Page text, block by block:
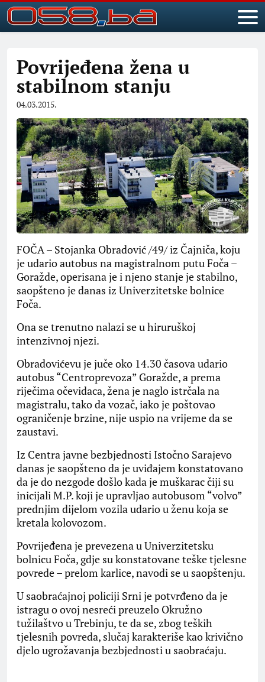
Povrijeđena žena u
stabilnom stanju
04.03.2015.
FOČA – Stojanka Obradović /49/ iz Čajniča, koju
je udario autobus na magistralnom putu Foča –
Goražde, operisana je i njeno stanje je stabilno,
saopšteno je danas iz Univerzitetske bolnice
Foča.
Ona se trenutno nalazi se u hiruruškoj
intenzivnoj njezi.
Obradovićevu je juče oko 14.30 časova udario
autobus “Centroprevoza” Goražde, a prema
riječima očevidaca, žena je naglo istrčala na
magistralu, tako da vozač, iako je poštovao
ograničenje brzine, nije uspio na vrijeme da se
zaustavi.
Iz Centra javne bezbjednosti Istočno Sarajevo
danas je saopšteno da je uviđajem konstatovano
da je do nezgode došlo kada je muškarac čiji su
inicijali M.P. koji je upravljao autobusom “volvo”
prednjim dijelom vozila udario u ženu koja se
kretala kolovozom.
Povrijeđena je prevezena u Univerzitetsku
bolnicu Foča, gdje su konstatovane teške tjelesne
povrede – prelom karlice, navodi se u saopštenju.
U saobraćajnoj policiji Srni je potvrđeno da je
istragu o ovoj nesreći preuzelo Okružno
tužilaštvo u Trebinju, te da se, zbog teških
tjelesnih povreda, slučaj karakteriše kao krivično
djelo ugrožavanja bezbjednosti u saobraćaju.